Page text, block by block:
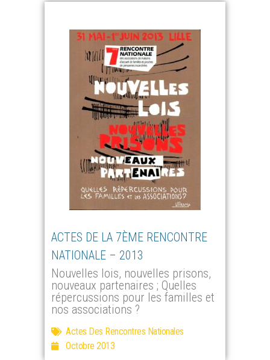
ACTES DE LA 7ÈME RENCONTRE
NATIONALE – 2013
Nouvelles lois, nouvelles prisons,
nouveaux partenaires ; Quelles
répercussions pour les familles et
nos associations ?
Actes Des Rencontres Nationales
Octobre 2013